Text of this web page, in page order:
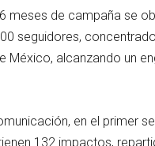
meses de campaña se
seguidores,
México, alcanzando un
en el primer
132 impactos,